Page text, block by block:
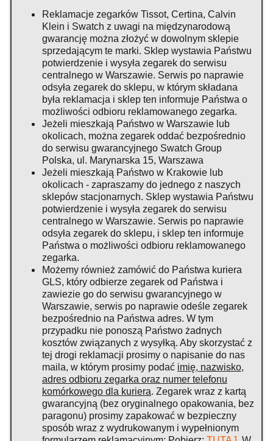
Reklamacje zegarków Tissot, Certina, Calvin
Klein i Swatch z uwagi na międzynarodową
gwarancję można złożyć w dowolnym sklepie
sprzedającym te marki. Sklep wystawia Państwu
potwierdzenie i wysyła zegarek do serwisu
centralnego w Warszawie. Serwis po naprawie
odsyła zegarek do sklepu, w którym składana
była reklamacja i sklep ten informuje Państwa o
możliwości odbioru reklamowanego zegarka.
Jeżeli mieszkają Państwo w Warszawie lub
okolicach, można zegarek oddać bezpośrednio
do serwisu gwarancyjnego Swatch Group
Polska, ul. Marynarska 15, Warszawa
Jeżeli mieszkają Państwo w Krakowie lub
okolicach - zapraszamy do jednego z naszych
sklepów stacjonarnych. Sklep wystawia Państwu
potwierdzenie i wysyła zegarek do serwisu
centralnego w Warszawie. Serwis po naprawie
odsyła zegarek do sklepu, i sklep ten informuje
Państwa o możliwości odbioru reklamowanego
zegarka.
Możemy również zamówić do Państwa kuriera
GLS, który odbierze zegarek od Państwa i
zawiezie go do serwisu gwarancyjnego w
Warszawie, serwis po naprawie odeśle zegarek
bezpośrednio na Państwa adres. W tym
przypadku nie ponoszą Państwo żadnych
kosztów związanych z wysyłką. Aby skorzystać z
tej drogi reklamacji prosimy o napisanie do nas
maila, w którym prosimy podać imię, nazwisko,
adres odbioru zegarka oraz numer telefonu
komórkowego dla kuriera. Zegarek wraz z kartą
gwarancyjną (bez oryginalnego opakowania, bez
paragonu) prosimy zapakować w bezpieczny
sposób wraz z wydrukowanym i wypełnionym